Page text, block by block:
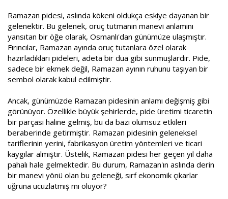
Ramazan pidesi, aslında kökeni oldukça eskiye dayanan bir
gelenektir. Bu gelenek, oruç tutmanın manevi anlamını
yansıtan bir öğe olarak, Osmanlı'dan günümüze ulaşmıştır.
Fırıncılar, Ramazan ayında oruç tutanlara özel olarak
hazırladıkları pideleri, adeta bir dua gibi sunmuşlardır. Pide,
sadece bir ekmek değil, Ramazan ayının ruhunu taşıyan bir
sembol olarak kabul edilmiştir.
Ancak, günümüzde Ramazan pidesinin anlamı değişmiş gibi
görünüyor. Özellikle büyük şehirlerde, pide üretimi ticaretin
bir parçası haline gelmiş, bu da bazı olumsuz etkileri
beraberinde getirmiştir. Ramazan pidesinin geleneksel
tariflerinin yerini, fabrikasyon üretim yöntemleri ve ticari
kaygılar almıştır. Üstelik, Ramazan pidesi her geçen yıl daha
pahalı hale gelmektedir. Bu durum, Ramazan'ın aslında derin
bir manevi yönü olan bu geleneği, sırf ekonomik çıkarlar
uğruna ucuzlatmış mı oluyor?